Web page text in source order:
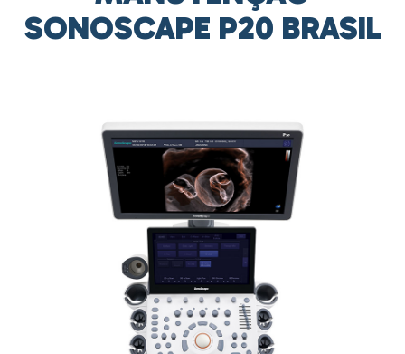
SONOSCAPE P20 BRASIL